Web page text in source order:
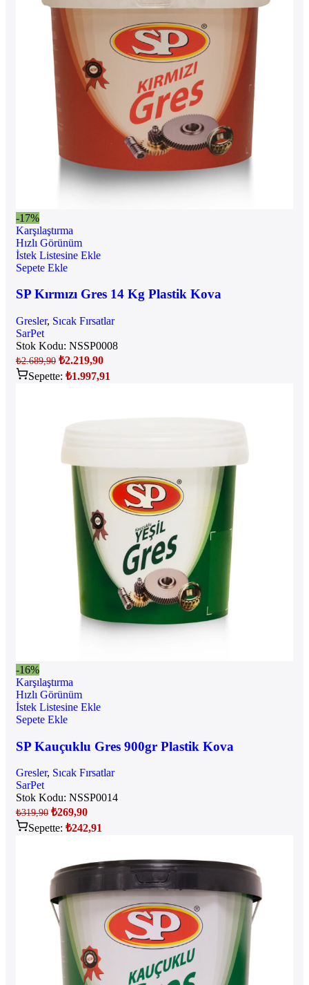
-17%
Karşılaştırma
Hızlı Görünüm
İstek Listesine Ekle
Sepete Ekle
SP Kırmızı Gres 14 Kg Plastik Kova
Gresler, Sıcak Fırsatlar
SarPet
Stok Kodu: NSSP0008
₺2.689,90 ₺2.219,90
Sepette: ₺1.997,91
-16%
Karşılaştırma
Hızlı Görünüm
İstek Listesine Ekle
Sepete Ekle
SP Kauçuklu Gres 900gr Plastik Kova
Gresler, Sıcak Fırsatlar
SarPet
Stok Kodu: NSSP0014
₺319,90 ₺269,90
Sepette: ₺242,91